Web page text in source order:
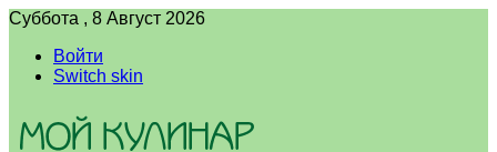
Суббота , 8 Август 2026
Войти
Switch skin